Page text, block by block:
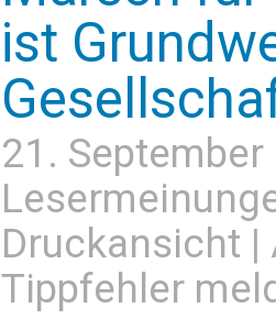
ist
21.
Druckansicht |
Tippfehler